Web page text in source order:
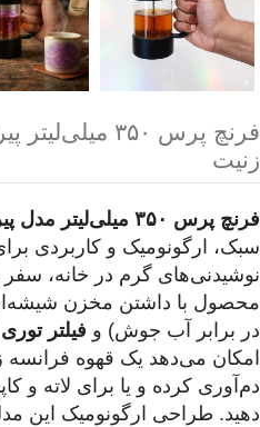
فرنچ پرس ۳۵۰
زنیت
فرنچ پرس ۳۵۰ میلی‌لیتر مدل پیرکس
سبک، ارگونومیک و کاربردی
نوشیدنی‌های گرم در خانه،
محصول با داشتن مخزن
در برابر آب جوش) و فیلتر
امکان می‌دهد یک قهوه فرانسه
دم‌آوری کرده و یا برای لاته و
دهید. طراحی ارگونومیک این